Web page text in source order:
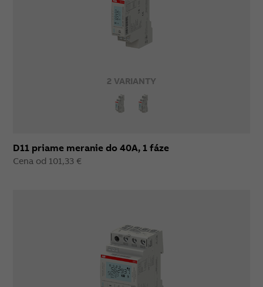
2 VARIANTY
D11 priame meranie do 40A, 1 fáze
Cena od 101,33 €